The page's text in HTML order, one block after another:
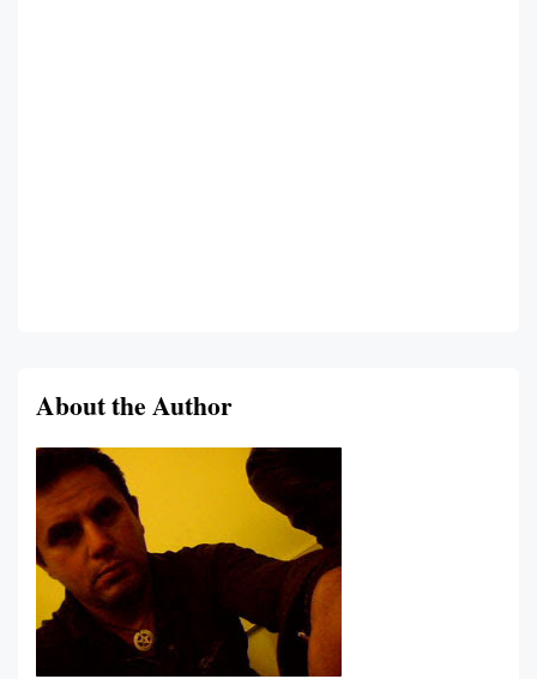
About the Author